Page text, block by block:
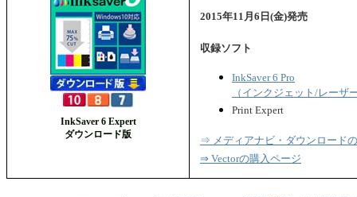
InkSaver 6 Expert
ダウンロード版
2015年11月6日(金)発売
収録ソフト
InkSaver 6 Pro
（インクジェット/レーザ
Print Expert
⇒ メディアナビ・ダウンロード
⇒ Vectorの購入ページ